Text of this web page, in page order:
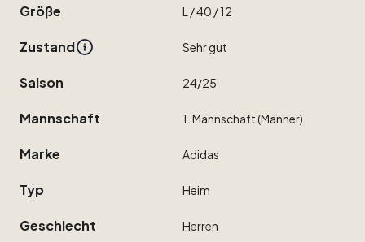
Größe L ​/​40 ​/​12
Zustand Sehrgut
Saison 24​/​25
Mannschaft 1. Mannschaft(Männer)
Marke Adidas
Typ Heim
Geschlecht Herren